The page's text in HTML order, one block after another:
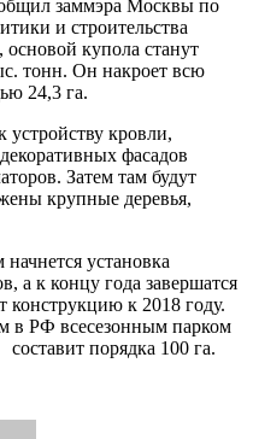
заммэра Москвы по
и строительства
купола станут
тонн. Он накроет всю
24,3 га.
устройству кровли,
фасадов
Затем там будут
крупные деревья,
установка
а к концу года завершатся
конструкцию к 2018 году.
в РФ всесезонным парком
порядка 100 га.